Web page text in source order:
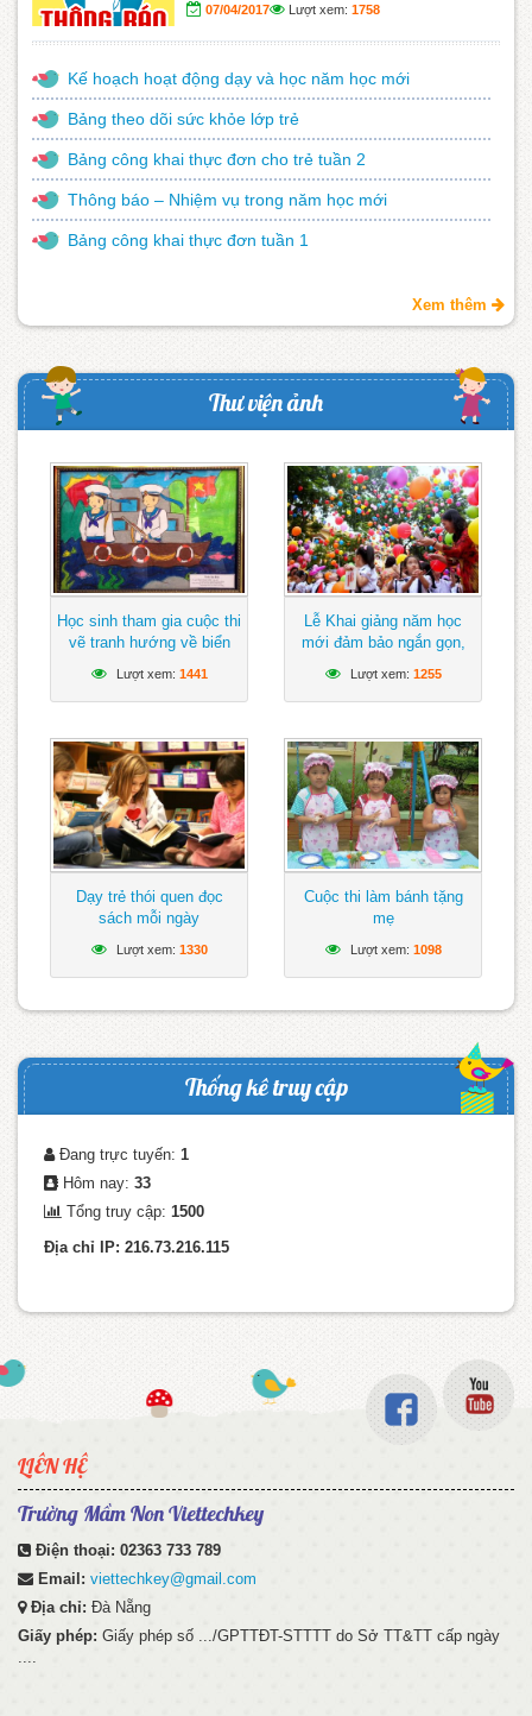
07/04/2017 Lượt xem: 1758
Kế hoạch hoạt động dạy và học năm học mới
Bảng theo dõi sức khỏe lớp trẻ
Bảng công khai thực đơn cho trẻ tuần 2
Thông báo – Nhiệm vụ trong năm học mới
Bảng công khai thực đơn tuần 1
Xem thêm
Thư viện ảnh
Học sinh tham gia cuộc thi
vẽ tranh hướng về biển
Lượt xem: 1441
Lễ Khai giảng năm học
mới đảm bảo ngắn gọn,
Lượt xem: 1255
Dạy trẻ thói quen đọc
sách mỗi ngày
Lượt xem: 1330
Cuộc thi làm bánh tặng
mẹ
Lượt xem: 1098
Thống kê truy cập
Đang trực tuyến: 1
Hôm nay: 33
Tổng truy cập: 1500
Địa chỉ IP: 216.73.216.115
LIÊN HỆ
Trường Mầm Non Viettechkey
Điện thoại: 02363 733 789
Email: viettechkey@gmail.com
Địa chỉ: Đà Nẵng
Giấy phép: Giấy phép số .../GPTTĐT-STTTT do Sở TT&TT cấp ngày
....